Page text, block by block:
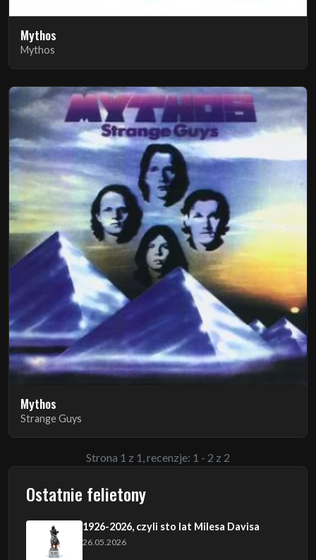
Mythos
Mythos
Mythos
Strange Guys
Strona 1 z 1, recenzje: 1 - 2 z 2
Ostatnie felietony
1926-2026, czyli sto lat Milesa Davisa
26.05.2026